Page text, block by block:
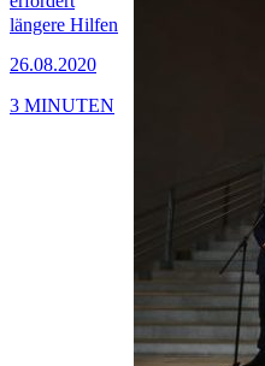
längere Hilfen
26.08.2020
3 MINUTEN